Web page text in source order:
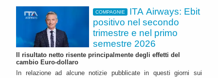
COMPAGNIE
ITA Airways: Ebit
positivo nel secondo
trimestre e nel primo
semestre 2026
Il risultato netto risente principalmente degli effetti del
cambio Euro-dollaro
In relazione ad alcune notizie pubblicate in questi giorni sui